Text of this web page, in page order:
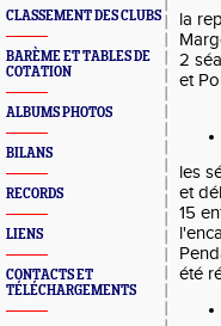
CLASSEMENT DES CLUBS
BARÈME ET TABLES DE
COTATION
ALBUMS PHOTOS
BILANS
RECORDS
LIENS
CONTACTS ET
TÉLÉCHARGEMENTS
la
2
et
les
et
15
été